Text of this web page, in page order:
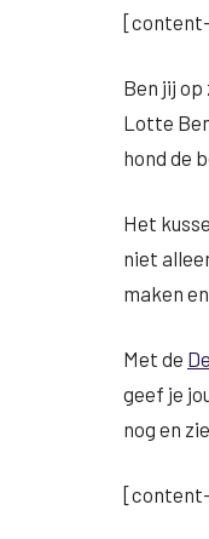
Ben jij
Lotte
hond de
Het
niet
maken
Met de
geef je
nog en